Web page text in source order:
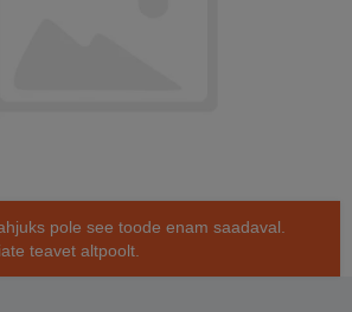
pole see toode enam saadaval.
teavet altpoolt.